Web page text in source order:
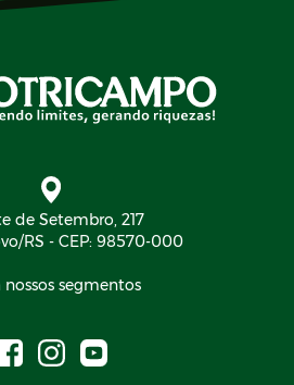
de Setembro, 217
RS - CEP: 98570-000
nossos segmentos